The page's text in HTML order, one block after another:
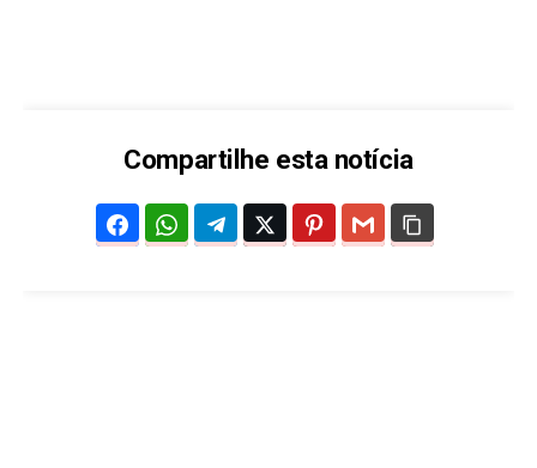
Compartilhe esta notícia